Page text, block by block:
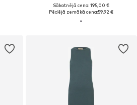
Sākotnējā cena: 195,00 €
Pēdējā zemākā cena:59,92 €